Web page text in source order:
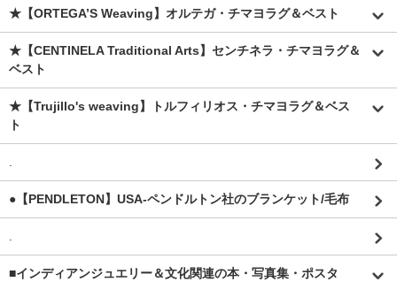
★【ORTEGA’S Weaving】オルテガ・チマヨラグ＆ベスト
★【CENTINELA Traditional Arts】センチネラ・チマヨラグ＆
ベスト
★【Trujillo's weaving】トルフィリオス・チマヨラグ＆ベス
ト
.
●【PENDLETON】USA-ペンドルトン社のブランケット/毛布
.
■インディアンジュエリー＆文化関連の本・写真集・ポスタ